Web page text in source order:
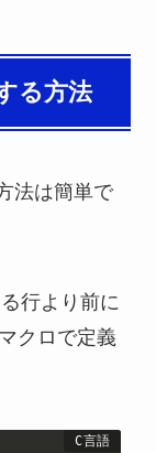
る方法
法は簡単で
行より前に
クロで定義